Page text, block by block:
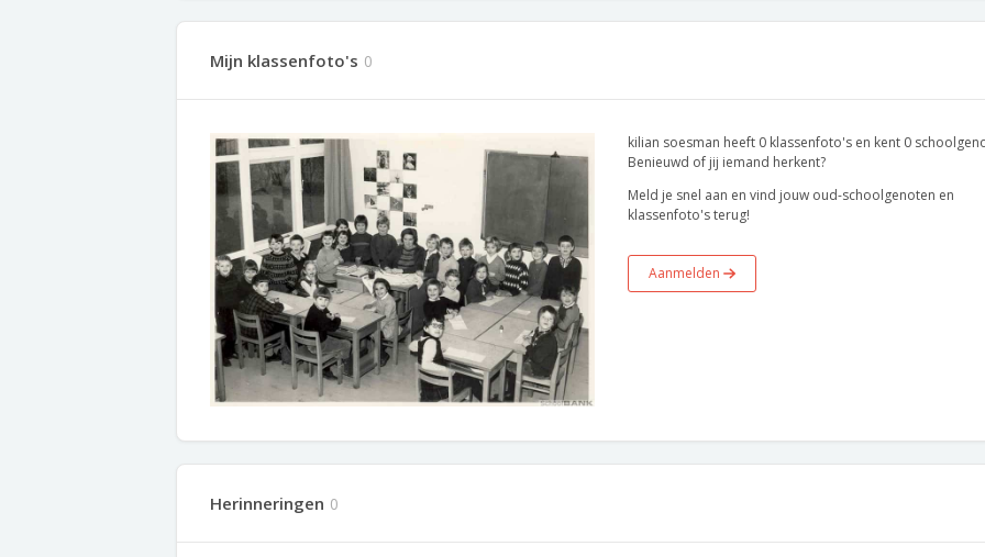
Mijn klassenfoto's 0
kilian soesman heeft 0 klassenfoto's en kent 0
Benieuwd of jij iemand herkent?
Meld je snel aan en vind jouw oud-schoolgenoten en
klassenfoto's terug!
Aanmelden
Herinneringen 0